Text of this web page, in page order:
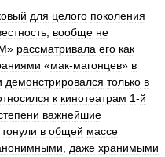
для целого поколения
вообще не
» рассматривала его как
«мак-магонцев» в
демонстрировался только в
к кинотеатрам 1-й
важнейшие
тонули в общей массе
даже хранимыми